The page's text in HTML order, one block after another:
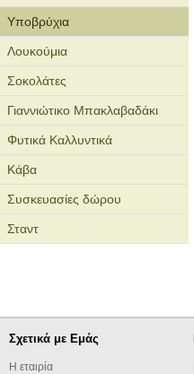
Υποβρύχια
Λουκούμια
Σοκολάτες
Γιαννιώτικο Μπακλαβαδάκι
Φυτικά Καλλυντικά
Κάβα
Συσκευασίες δώρου
Σταντ
Σχετικά με Εμάς
Η εταιρία